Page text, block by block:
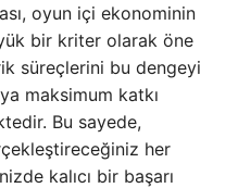
oyun içi ekonominin
bir kriter olarak öne
süreçlerini bu dengeyi
maksimum katkı
Bu sayede,
her
kalıcı bir başarı